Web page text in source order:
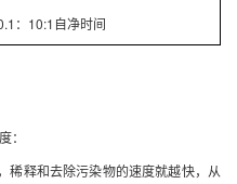
：10:1自净时间
：
释和去除污染物的速度就越快，从